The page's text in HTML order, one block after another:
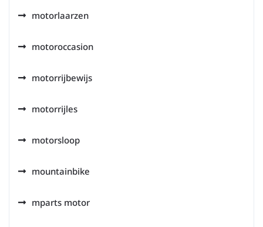
motorlaarzen
motoroccasion
motorrijbewijs
motorrijles
motorsloop
mountainbike
mparts motor